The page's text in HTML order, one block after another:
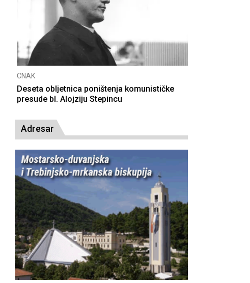
CNAK
Deseta obljetnica poništenja komunističke
presude bl. Alojziju Stepincu
Adresar